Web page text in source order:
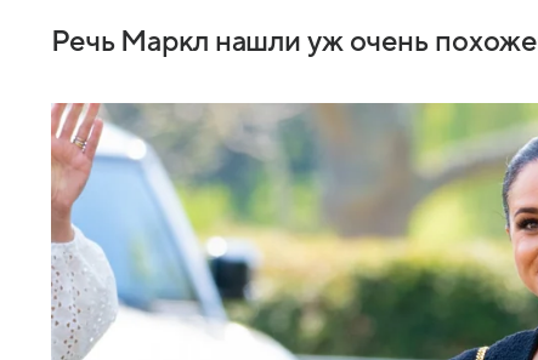
Речь Маркл нашли уж очень